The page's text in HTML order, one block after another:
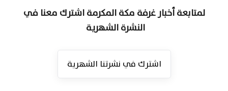
لمتابعة أخبار غرفة مكة المكرمة اشترك معنا في
النشرة الشهرية
اشترك في نشرتنا الشهرية